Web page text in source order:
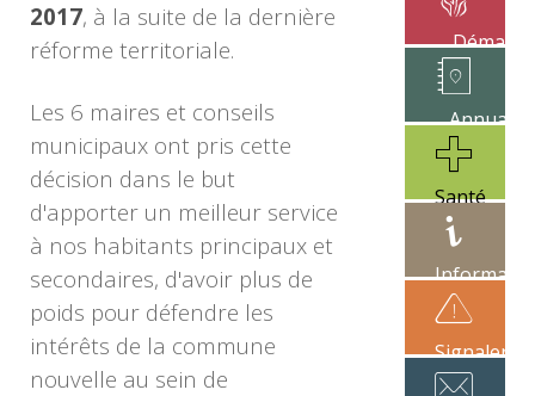
2017, à la suite de la dernière
réforme territoriale.
Les 6 maires et conseils
municipaux ont pris cette
décision dans le but
d'apporter un meilleur service
à nos habitants principaux et
secondaires, d'avoir plus de
poids pour défendre les
intérêts de la commune
nouvelle au sein de
Annuaire
Santé
Signaler